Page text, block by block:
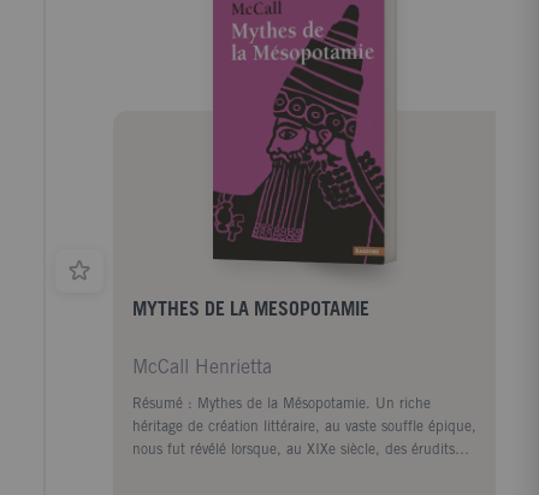
MYTHES DE LA MESOPOTAMIE
McCall Henrietta
Résumé : Mythes de la Mésopotamie. Un riche
héritage de création littéraire, au vaste souffle épique,
nous fut révélé lorsque, au XIXe siècle, des érudits